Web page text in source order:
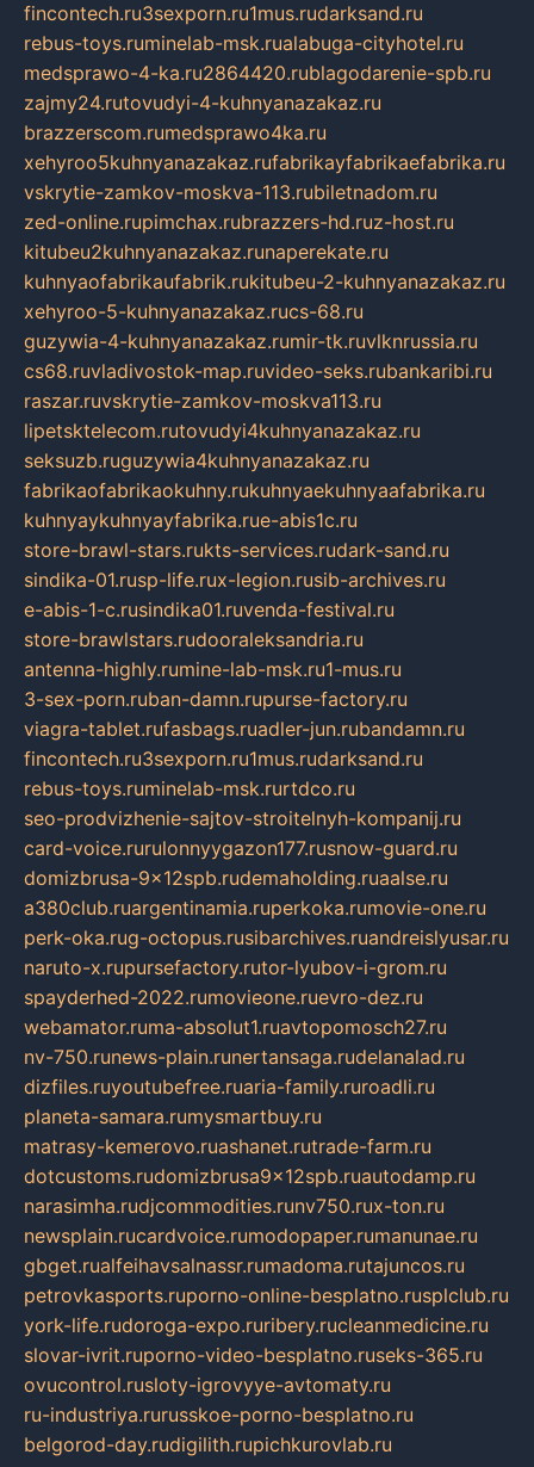
fincontech.ru3sexporn.ru1mus.rudarksand.ru
rebus-toys.ruminelab-msk.rualabuga-cityhotel.ru
medsprawo-4-ka.ru2864420.rublagodarenie-spb.ru
zajmy24.rutovudyi-4-kuhnyanazakaz.ru
brazzerscom.rumedsprawo4ka.ru
xehyroo5kuhnyanazakaz.rufabrikayfabrikaefabrika.ru
vskrytie-zamkov-moskva-113.rubiletnadom.ru
zed-online.rupimchax.rubrazzers-hd.ruz-host.ru
kitubeu2kuhnyanazakaz.runaperekate.ru
kuhnyaofabrikaufabrik.rukitubeu-2-kuhnyanazakaz.ru
xehyroo-5-kuhnyanazakaz.rucs-68.ru
guzywia-4-kuhnyanazakaz.rumir-tk.ruvlknrussia.ru
cs68.ruvladivostok-map.ruvideo-seks.rubankaribi.ru
raszar.ruvskrytie-zamkov-moskva113.ru
lipetsktelecom.rutovudyi4kuhnyanazakaz.ru
seksuzb.ruguzywia4kuhnyanazakaz.ru
fabrikaofabrikaokuhny.rukuhnyaekuhnyaafabrika.ru
kuhnyaykuhnyayfabrika.rue-abis1c.ru
store-brawl-stars.rukts-services.rudark-sand.ru
sindika-01.rusp-life.rux-legion.rusib-archives.ru
e-abis-1-c.rusindika01.ruvenda-festival.ru
store-brawlstars.rudooraleksandria.ru
antenna-highly.rumine-lab-msk.ru1-mus.ru
3-sex-porn.ruban-damn.rupurse-factory.ru
viagra-tablet.rufasbags.ruadler-jun.rubandamn.ru
fincontech.ru3sexporn.ru1mus.rudarksand.ru
rebus-toys.ruminelab-msk.rurtdco.ru
seo-prodvizhenie-sajtov-stroitelnyh-kompanij.ru
card-voice.rurulonnyygazon177.rusnow-guard.ru
domizbrusa-9x12spb.rudemaholding.ruaalse.ru
a380club.ruargentinamia.ruperkoka.rumovie-one.ru
perk-oka.rug-octopus.rusibarchives.ruandreislyusar.ru
naruto-x.rupursefactory.rutor-lyubov-i-grom.ru
spayderhed-2022.rumovieone.ruevro-dez.ru
webamator.ruma-absolut1.ruavtopomosch27.ru
nv-750.runews-plain.runertansaga.rudelanalad.ru
dizfiles.ruyoutubefree.ruaria-family.ruroadli.ru
planeta-samara.rumysmartbuy.ru
matrasy-kemerovo.ruashanet.rutrade-farm.ru
dotcustoms.rudomizbrusa9x12spb.ruautodamp.ru
narasimha.rudjcommodities.runv750.rux-ton.ru
newsplain.rucardvoice.rumodopaper.rumanunae.ru
gbget.rualfeihavsalnassr.rumadoma.rutajuncos.ru
petrovkasports.ruporno-online-besplatno.rusplclub.ru
york-life.rudoroga-expo.ruribery.rucleanmedicine.ru
slovar-ivrit.ruporno-video-besplatno.ruseks-365.ru
ovucontrol.rusloty-igrovyye-avtomaty.ru
ru-industriya.rurusskoe-porno-besplatno.ru
belgorod-day.rudigilith.rupichkurovlab.ru